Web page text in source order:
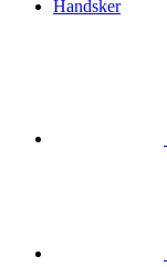
Handsker